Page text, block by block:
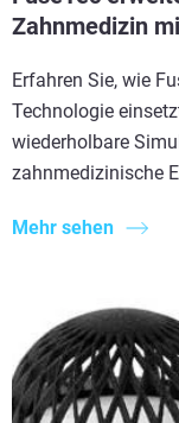
Zahnmedizin
Erfahren Sie, wie
Technologie
wiederholbare
zahnmedizinische
Mehr sehen